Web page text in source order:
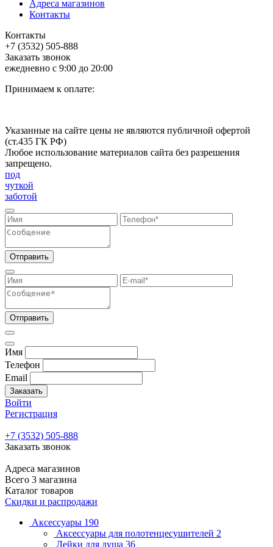
Адреса магазинов
Контакты
Контакты
+7 (3532) 505-888
Заказать звонок
ежедневно с 9:00 до 20:00
Принимаем к оплате:
Указанные на сайте цены не являются публичной офертой
(ст.435 ГК РФ)
Любое использование материалов сайта без разрешения
запрещено.
под
чуткой
заботой
Отправить
Отправить
Имя
Телефон
Email
Заказать
Войти
Регистрация
+7 (3532) 505-888
Заказать звонок
Адреса магазинов
Всего 3 магазина
Каталог товаров
Скидки и распродажи
Аксессуары 190
Аксессуары для полотенцесушителей 2
Лейки для душа 36